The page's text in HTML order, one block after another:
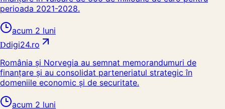
perioada 2021-2028.
acum 2 luni
Ddigi24.ro
România și Norvegia au semnat memorandumuri de
finanțare și au consolidat parteneriatul strategic în
domeniile economic și de securitate.
acum 2 luni